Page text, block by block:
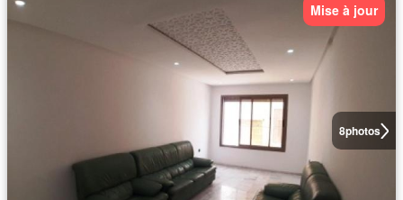
8photos
Mise à jour